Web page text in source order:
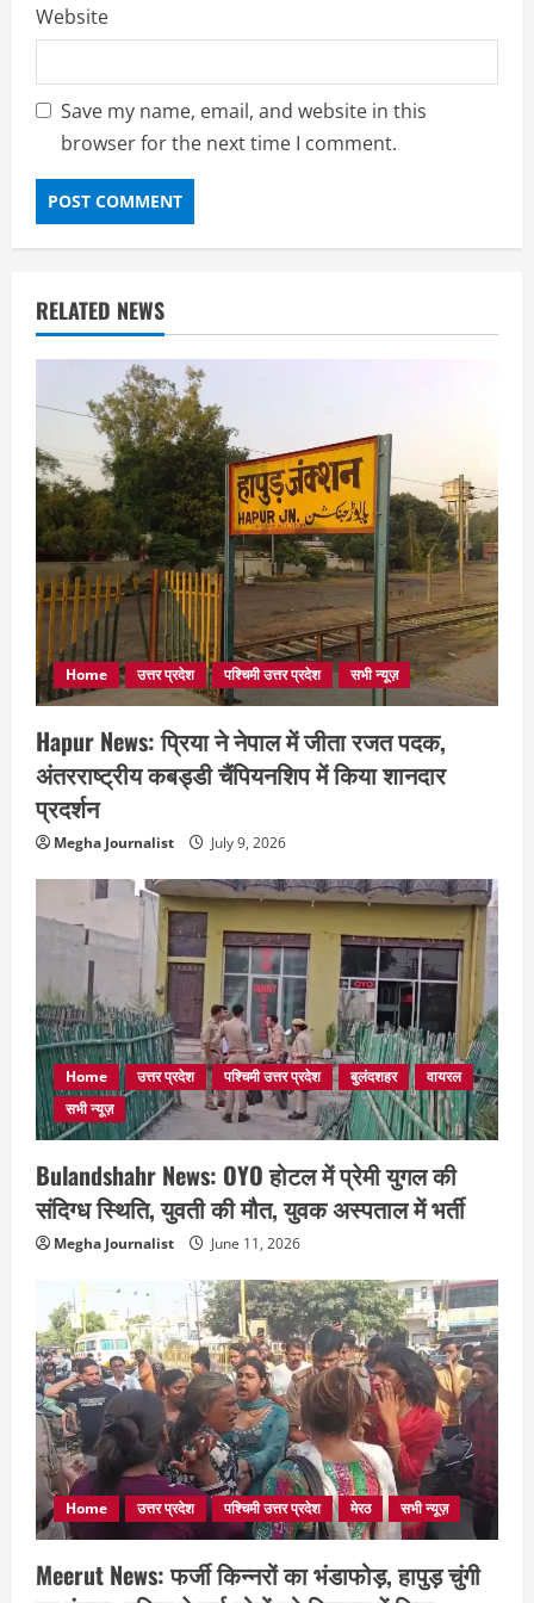
Website
Save my name, email, and website in this
browser for the next time I comment.
RELATED NEWS
Home उत्तर प्रदेश पश्चिमी उत्तर प्रदेश सभी न्यूज़
Hapur News: प्रिया ने नेपाल में जीता रजत पदक,
अंतरराष्ट्रीय कबड्डी चैंपियनशिप में किया शानदार
प्रदर्शन
Megha Journalist July 9, 2026
Home उत्तर प्रदेश पश्चिमी उत्तर प्रदेश बुलंदशहर
वायरल
सभी न्यूज़
Bulandshahr News: OYO होटल में प्रेमी युगल की
संदिग्ध स्थिति, युवती की मौत, युवक अस्पताल में भर्ती
Megha Journalist June 11, 2026
Home उत्तर प्रदेश पश्चिमी उत्तर प्रदेश मेरठ सभी न्यूज़
Meerut News: फर्जी किन्नरों का भंडाफोड़, हापुड़ चुंगी